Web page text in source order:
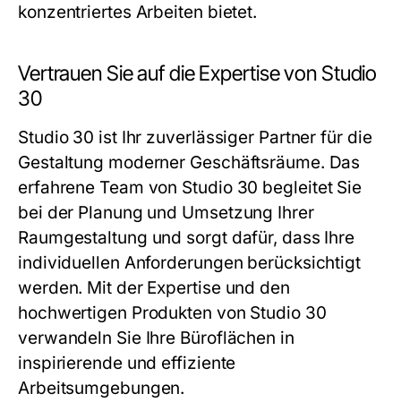
konzentriertes Arbeiten bietet.
Vertrauen Sie auf die Expertise von Studio
30
Studio 30 ist Ihr zuverlässiger Partner für die
Gestaltung moderner Geschäftsräume. Das
erfahrene Team von Studio 30 begleitet Sie
bei der Planung und Umsetzung Ihrer
Raumgestaltung und sorgt dafür, dass Ihre
individuellen Anforderungen berücksichtigt
werden. Mit der Expertise und den
hochwertigen Produkten von Studio 30
verwandeln Sie Ihre Büroflächen in
inspirierende und effiziente
Arbeitsumgebungen.